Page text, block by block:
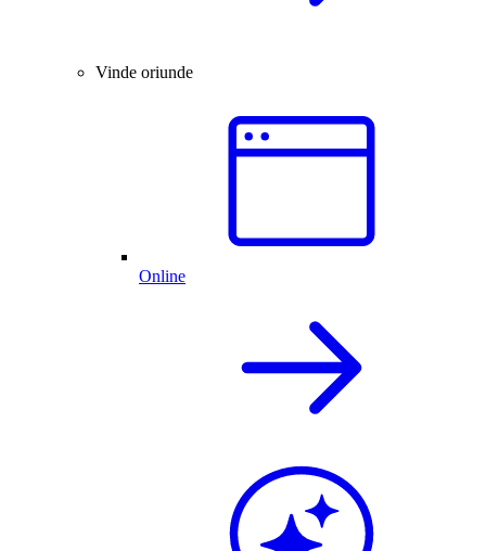
Vinde oriunde
Online